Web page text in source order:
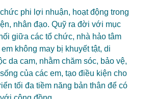
phi lợi nhuận, hoạt động trong
nhân đạo. Quỹ ra đời với mục
giữa các tổ chức, nhà hảo tâm
không may bị khuyết tật, di
da cam, nhằm chăm sóc, bảo vệ,
của các em, tạo điều kiện cho
tối đa tiềm năng bản thân để có